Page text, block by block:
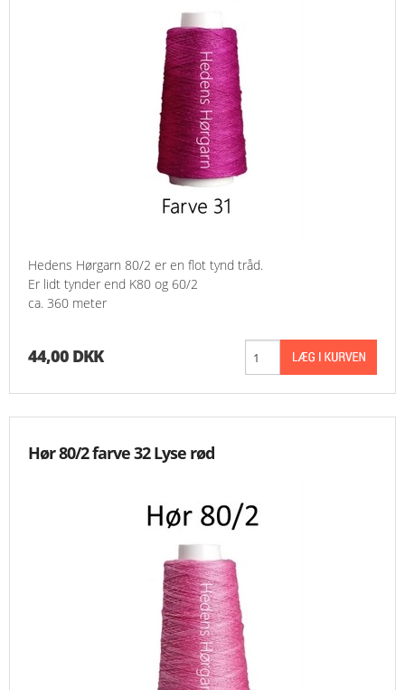
Hedens Hørgarn 80/2 er en flot tynd tråd.
Er lidt tynder end K80 og 60/2
ca. 360 meter
44,00 DKK
Hør 80/2 farve 32 Lyse rød